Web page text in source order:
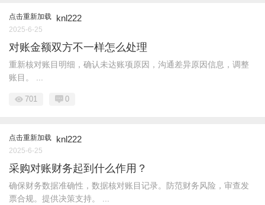
点击重新加载 knl222
2025-6-25
对账金额双方不一样怎么处理
重新核对账目明细，确认未达账项原因，沟通差异原因信息，调整
账目。 ...
701 0
点击重新加载 knl222
2025-6-25
采购对账财务起到什么作用？
确保财务数据准确性，数据核对账目记录。防范财务风险，审查发
票合规。提供决策支持。 ...